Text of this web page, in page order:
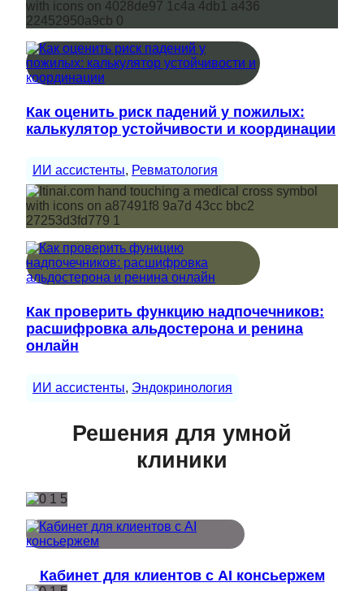
Как оценить риск падений у пожилых:
калькулятор устойчивости и координации
ИИ ассистенты, Ревматология
Как проверить функцию надпочечников:
расшифровка альдостерона и ренина
онлайн
ИИ ассистенты, Эндокринология
Решения для умной
клиники
Кабинет для клиентов с AI консьержем